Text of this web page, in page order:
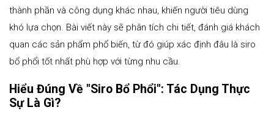
thành phần và công dụng khác nhau, khiến người tiêu dùng
khó lựa chọn. Bài viết này sẽ phân tích chi tiết, đánh giá khách
quan các sản phẩm phổ biến, từ đó giúp xác định đâu là siro
bổ phổi tốt nhất phù hợp với từng nhu cầu.
Hiểu Đúng Về "Siro Bổ Phổi": Tác Dụng Thực
Sự Là Gì?